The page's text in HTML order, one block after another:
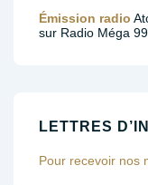
Émission radio
sur Radio Méga
LETTRES
Pour recevoir nos